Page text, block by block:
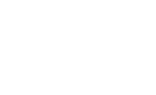
Webdesigner und